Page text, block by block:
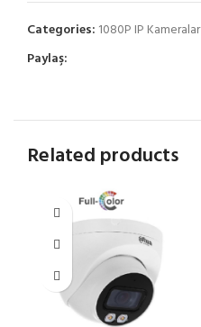
Categories: 1080P IP Kameralar
Paylaş:
Related products